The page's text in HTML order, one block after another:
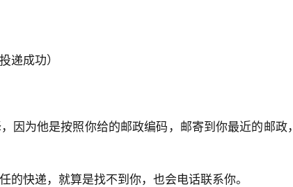
递成功）
因为他是按照你给的邮政编码，邮寄到你最近的邮政
的快递，就算是找不到你，也会电话联系你。